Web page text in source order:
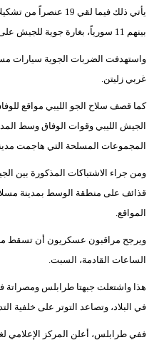
يأتي ذلك فيما لقي 19
بينهم 11 سورياً، بغارة جوية للجيش على سرت، ليل الجمعة.
واستهدفت الضربات الجوية سيارات
غربي زليتن.
كما قصف سلاح الجو الليبي مواقع
الجيش الليبي وقوات الوفاق وسط
المجموعات المسلحة التي هاجمت
ومن جراء الاشتباكات المذكورة
قذائف على منطقة الوسط بمدينة
المواقع.
ويرجح مراقبون عسكريون أن تسقط
الساعات القادمة، السبت.
هذا واشتعلت جبهتا طرابلس ومصراتة
في البلاد، وتصاعد التوتر على خلفية
ففي طرابلس، أعلن المركز